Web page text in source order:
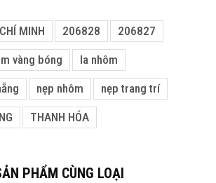
MINH 206828 206827
vàng bóng la nhôm
nẹp nhôm nẹp trang trí
THANH HÓA
PHẨM CÙNG LOẠI